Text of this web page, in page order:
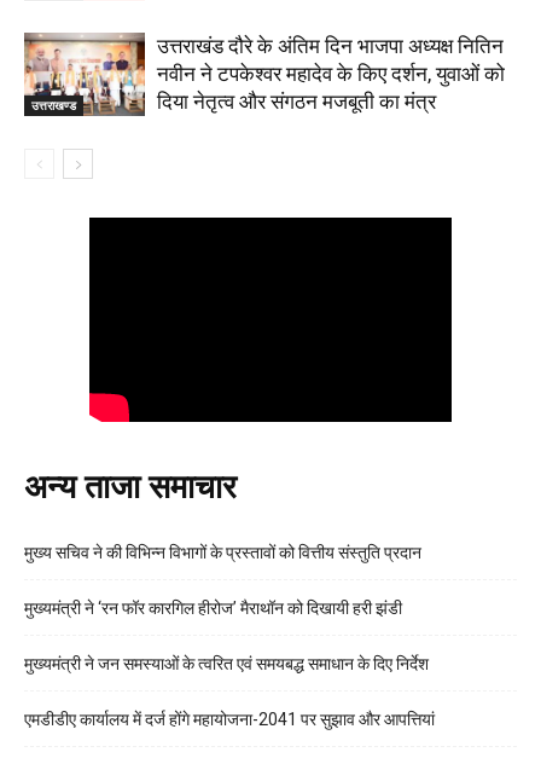
उत्तराखण्ड
उत्तराखंड दौरे के अंतिम दिन भाजपा अध्यक्ष नितिन
नवीन ने टपकेश्वर महादेव के किए दर्शन, युवाओं को
दिया नेतृत्व और संगठन मजबूती का मंत्र
अन्य ताजा समाचार
मुख्य सचिव ने की विभिन्न विभागों के प्रस्तावों को वित्तीय संस्तुति प्रदान
मुख्यमंत्री ने ‘रन फॉर कारगिल हीरोज’ मैराथॉन को दिखायी हरी झंडी
मुख्यमंत्री ने जन समस्याओं के त्वरित एवं समयबद्ध समाधान के दिए निर्देश
एमडीडीए कार्यालय में दर्ज होंगे महायोजना-2041 पर सुझाव और आपत्तियां